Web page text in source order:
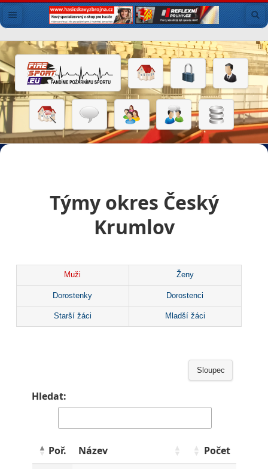
Týmy okres Český
Krumlov
Muži Ženy
Dorostenky Dorostenci
Starší žáci Mladší žáci
Sloupec
Hledat:
Poř. Název
Počet